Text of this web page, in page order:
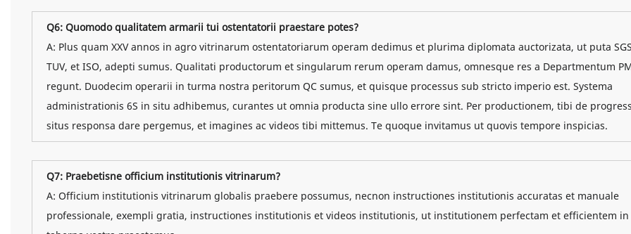
Q6: Quomodo qualitatem armarii tui ostentatorii praestare potes?
A: Plus quam XXV annos in agro vitrinarum ostentatoriarum operam dedimus et plurima diplomata auctorizata, ut puta
TUV, et ISO, adepti sumus. Qualitati productorum et singularum rerum operam damus, omnesque res a Departmentum
regunt. Duodecim operarii in turma nostra peritorum QC sumus, et quisque processus sub stricto imperio est. Systema
administrationis 6S in situ adhibemus, curantes ut omnia producta sine ullo errore sint. Per productionem, tibi de
situs responsa dare pergemus, et imagines ac videos tibi mittemus. Te quoque invitamus ut quovis tempore inspicias.
Q7: Praebetisne officium institutionis vitrinarum?
A: Officium institutionis vitrinarum globalis praebere possumus, necnon instructiones institutionis accuratas et manuale
professionale, exempli gratia, instructiones institutionis et videos institutionis, ut institutionem perfectam et efficientem in